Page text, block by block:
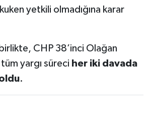
yetkili olmadığına karar
CHP 38’inci Olağan
yargı süreci her iki davada
.